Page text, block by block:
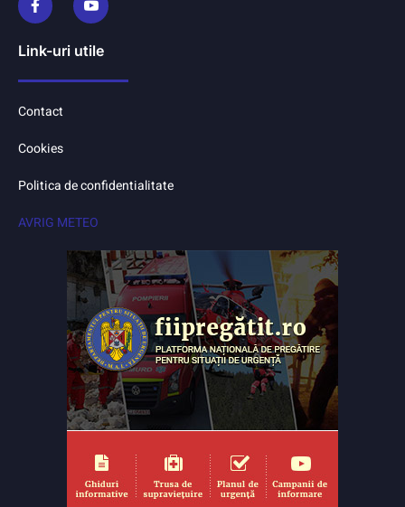
Link-uri utile
Contact
Cookies
Politica de confidentialitate
AVRIG METEO